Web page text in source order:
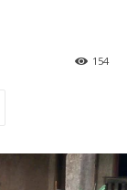
154